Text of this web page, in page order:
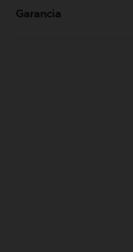
Garancia